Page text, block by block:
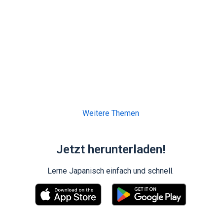
Weitere Themen
Jetzt herunterladen!
Lerne Japanisch einfach und schnell.